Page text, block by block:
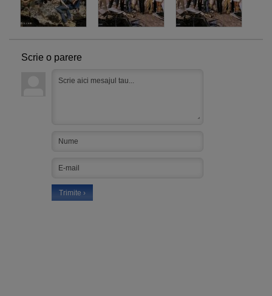
Scrie o parere